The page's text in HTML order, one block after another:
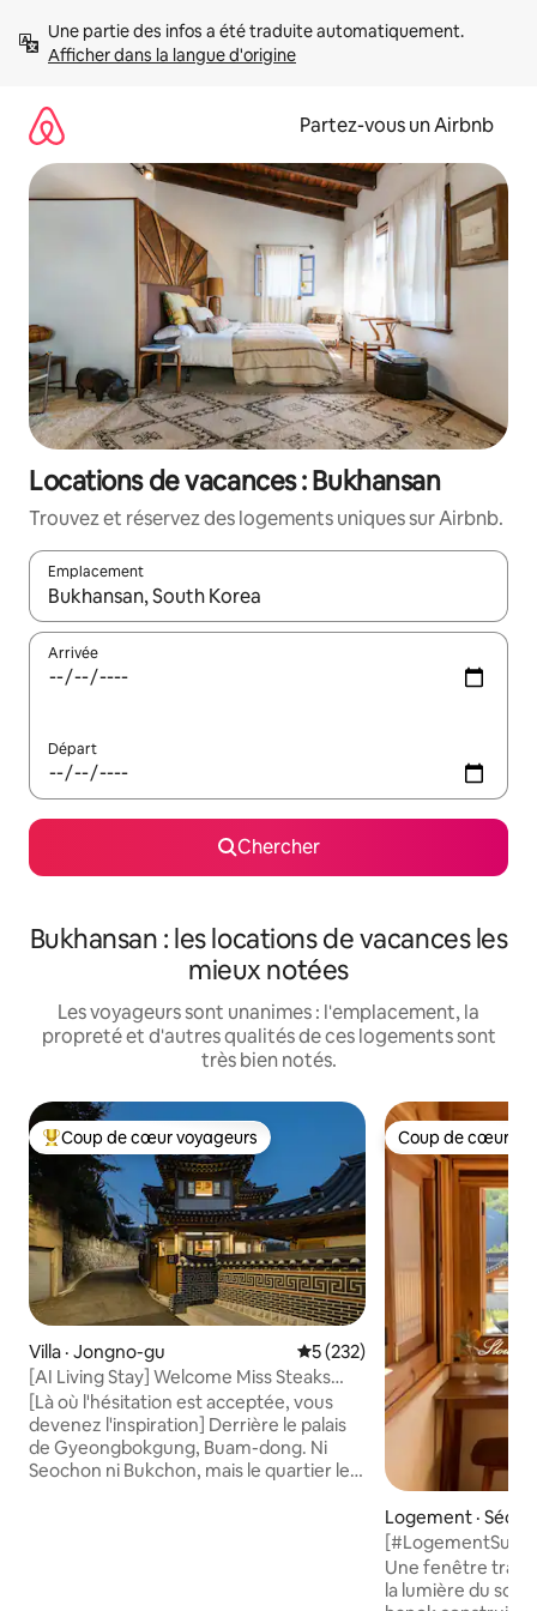
directement
Afficher dans la langue d'origine
Partez-vous un Airbnb
Locations de vacances : Bukhansan
Trouvez et réservez des logements uniques sur Airbnb.
Emplacement
Quand les résultats sont affichés, parcourez-les en utilisant
Arrivée
Départ
Chercher
Bukhansan : les locations de vacances les
mieux notées
Les voyageurs sont unanimes : l'emplacement, la
propreté et d'autres qualités de ces logements sont
très bien notés.
Coup de cœur voyageurs parmi les plus aimés
Coup de cœur voyageurs
Villa · Jongno-gu Note moyenne de 5 sur 5,
5 (232)
[AI Living Stay] Welcome Miss Steaks
House - Séjour dans une maison
individuelle hanok à Buam-dong, Jongno
[Là où l'hésitation est acceptée, vous
devenez l'inspiration] Derrière le palais
de Gyeongbokgung, Buam-dong. Ni
Seochon ni Bukchon, mais le quartier le
Coup de cœur
Coup de cœur
Logement · Séoul
Uíeong] Hanok
groupes,
Une fenêtre
la lumière du